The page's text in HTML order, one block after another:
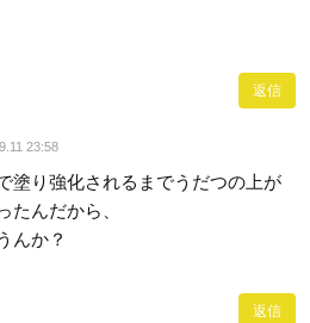
返信
23:58
塗り強化されるまでうだつの上が
たんだから、
んか？
返信